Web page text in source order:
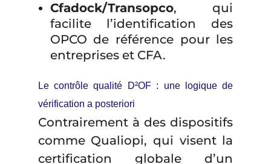
Cfadock/Transopco, qui
facilite l’identification des
OPCO de référence pour les
entreprises et CFA.
Le contrôle qualité D²OF : une logique de
vérification a posteriori
Contrairement à des dispositifs
comme Qualiopi, qui visent la
certification globale d’un